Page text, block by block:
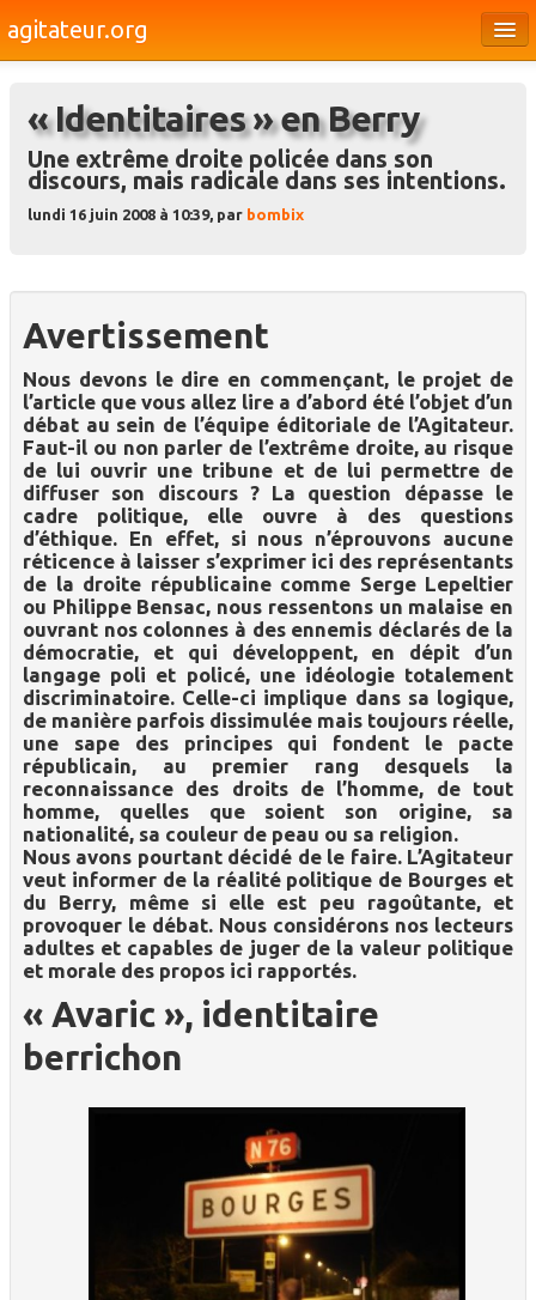
agitateur.org
Bourges & le Cher
Société
Culture
Brèves
« Identitaires » en Berry
Une extrême droite policée dans son
discours, mais radicale dans ses intentions.
lundi 16 juin 2008 à 10:39, par bombix
Avertissement
Nous devons le dire en commençant, le projet de
l’article que vous allez lire a d’abord été l’objet d’un
débat au sein de l’équipe éditoriale de l’Agitateur.
Faut-il ou non parler de l’extrême droite, au risque
de lui ouvrir une tribune et de lui permettre de
diffuser son discours ? La question dépasse le
cadre politique, elle ouvre à des questions
d’éthique. En effet, si nous n’éprouvons aucune
réticence à laisser s’exprimer ici des représentants
de la droite républicaine comme Serge Lepeltier
ou Philippe Bensac, nous ressentons un malaise en
ouvrant nos colonnes à des ennemis déclarés de la
démocratie, et qui développent, en dépit d’un
langage poli et policé, une idéologie totalement
discriminatoire. Celle-ci implique dans sa logique,
de manière parfois dissimulée mais toujours réelle,
une sape des principes qui fondent le pacte
républicain, au premier rang desquels la
reconnaissance des droits de l’homme, de tout
homme, quelles que soient son origine, sa
nationalité, sa couleur de peau ou sa religion.
Nous avons pourtant décidé de le faire. L’Agitateur
veut informer de la réalité politique de Bourges et
du Berry, même si elle est peu ragoûtante, et
provoquer le débat. Nous considérons nos lecteurs
adultes et capables de juger de la valeur politique
et morale des propos ici rapportés.
« Avaric », identitaire
berrichon